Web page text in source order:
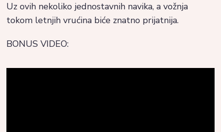
Uz ovih nekoliko jednostavnih navika, a vožnja
tokom letnjih vrućina biće znatno prijatnija.
BONUS VIDEO: